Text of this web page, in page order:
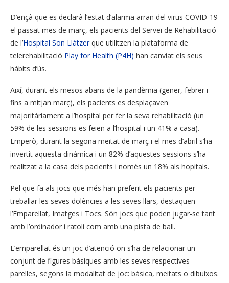
D’ençà que es declarà l’estat d’alarma arran del virus COVID-19
el passat mes de març, els pacients del Servei de Rehabilitació
de l’Hospital Son Llàtzerque utilitzen la plataforma de
telerehabilitació Play for Health (P4H) han canviat els seus
hàbits d’ús.
Així, durant els mesos abans de la pandèmia (gener, febrer i
fins a mitjan març), els pacients es desplaçaven
majoritàriament a l’hospital per fer la seva rehabilitació (un
59% de les sessions es feien a l’hospital i un 41% a casa).
Emperò, durant la segona meitat de març i el mes d’abril s’ha
invertit aquesta dinàmica i un 82% d’aquestes sessions s’ha
realitzat a la casa dels pacients i només un 18% als hopitals.
Pel que fa als jocs que més han preferit els pacients per
treballar les seves dolències a les seves llars, destaquen
l’Emparellat, Imatges i Tocs. Són jocs que poden jugar-se tant
amb l’ordinador i ratolí com amb una pista de ball.
L’emparellat és un joc d’atenció on s’ha de relacionar un
conjunt de figures bàsiques amb les seves respectives
parelles, segons la modalitat de joc: bàsica, meitats o dibuixos.